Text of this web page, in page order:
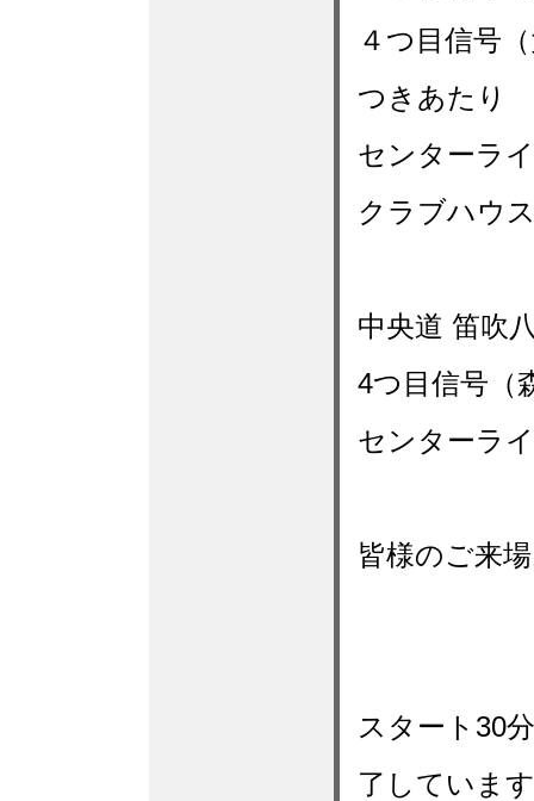
４つ目信号
つきあたり
センターラ
クラブハウ
中央道 笛吹
4つ目信号
センターラ
皆様のご来
スタート30
了していま